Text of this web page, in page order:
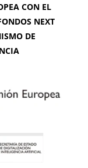
CON EL
NEXT
DE